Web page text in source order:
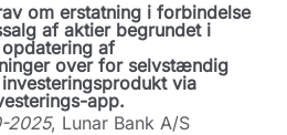
om erstatning i forbindelse
af aktier begrundet i
af
over for selvstændig
via
app.
2025, Lunar Bank A/S